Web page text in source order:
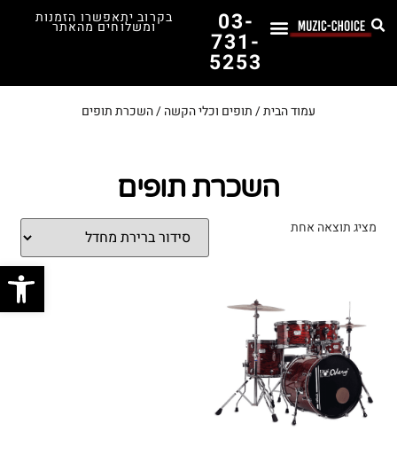
03-
731-
5253
בקרוב יתאפשרו הזמנות
ומשלוחים מהאתר
עמוד הבית/תופים וכלי הקשה/ השכרת תופים
השכרת תופים
מציג תוצאה אחת
פתח